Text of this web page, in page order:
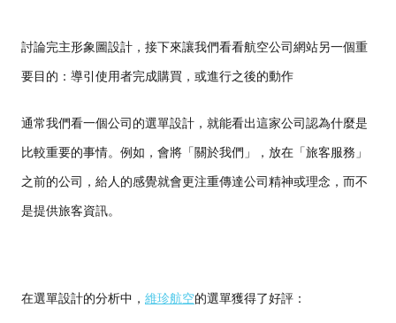
討論完主形象圖設計，接下來讓我們看看航空公司網站另一個重
要目的：導引使用者完成購買，或進行之後的動作
通常我們看一個公司的選單設計，就能看出這家公司認為什麼是
比較重要的事情。例如，會將「關於我們」，放在「旅客服務」
之前的公司，給人的感覺就會更注重傳達公司精神或理念，而不
是提供旅客資訊。
在選單設計的分析中， 維珍航空的選單獲得了好評：